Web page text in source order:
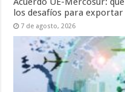
los desafíos para exportar
7 de agosto, 2026